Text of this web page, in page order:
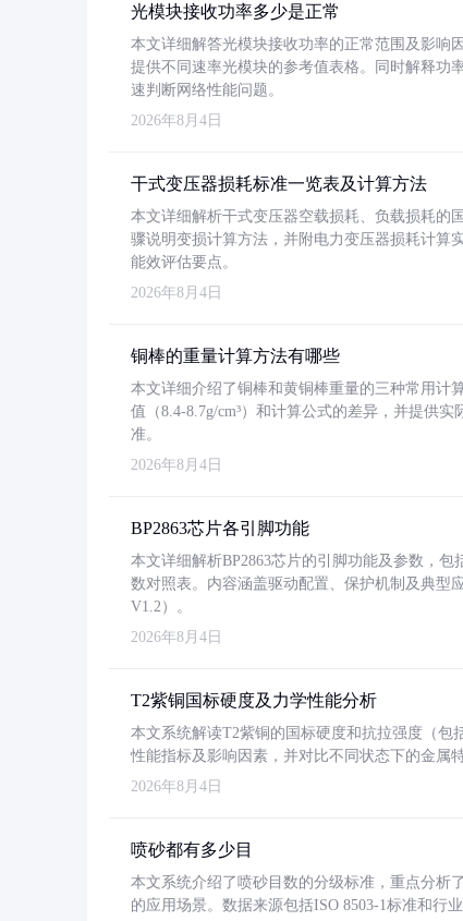
光模块接收功率多少是正常
本文详细解答光模块接收功率的正常范围及影响
提供不同速率光模块的参考值表格。同时解释功
速判断网络性能问题。
2026年8月4日
干式变压器损耗标准一览表及计算方法
本文详细解析干式变压器空载损耗、负载损耗的
骤说明变损计算方法，并附电力变压器损耗计算
能效评估要点。
2026年8月4日
铜棒的重量计算方法有哪些
本文详细介绍了铜棒和黄铜棒重量的三种常用计
值（8.4-8.7g/cm³）和计算公式的差异，并提供
准。
2026年8月4日
BP2863芯片各引脚功能
本文详细解析BP2863芯片的引脚功能及参数，
数对照表。内容涵盖驱动配置、保护机制及典型
V1.2）。
2026年8月4日
T2紫铜国标硬度及力学性能分析
本文系统解读T2紫铜的国标硬度和抗拉强度（包
性能指标及影响因素，并对比不同状态下的金属
2026年8月4日
喷砂都有多少目
本文系统介绍了喷砂目数的分级标准，重点分析
的应用场景。数据来源包括ISO 8503-1标准和行